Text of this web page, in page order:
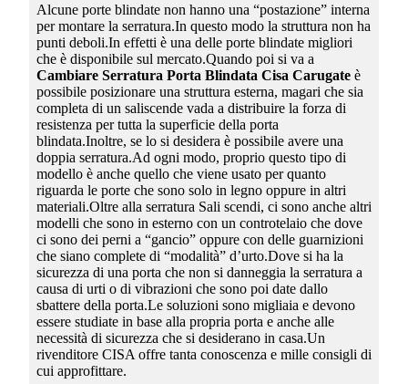
Alcune porte blindate non hanno una “postazione” interna
per montare la serratura.In questo modo la struttura non ha
punti deboli.In effetti è una delle porte blindate migliori
che è disponibile sul mercato.Quando poi si va a
Cambiare Serratura Porta Blindata Cisa Carugateè
possibile posizionare una struttura esterna, magari che sia
completa di un saliscende vada a distribuire la forza di
resistenza per tutta la superficie della porta
blindata.Inoltre, se lo si desidera è possibile avere una
doppia serratura.Ad ogni modo, proprio questo tipo di
modello è anche quello che viene usato per quanto
riguarda le porte che sono solo in legno oppure in altri
materiali.Oltre alla serratura Sali scendi, ci sono anche altri
modelli che sono in esterno con un controtelaio che dove
ci sono dei perni a “gancio” oppure con delle guarnizioni
che siano complete di “modalità” d’urto.Dove si ha la
sicurezza di una porta che non si danneggia la serratura a
causa di urti o di vibrazioni che sono poi date dallo
sbattere della porta.Le soluzioni sono migliaia e devono
essere studiate in base alla propria porta e anche alle
necessità di sicurezza che si desiderano in casa.Un
rivenditore CISA offre tanta conoscenza e mille consigli di
cui approfittare.